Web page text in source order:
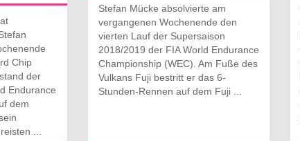
Chip
der
Endurance
dem
...
Stefan Mücke absolvierte am
vergangenen Wochenende den
vierten Lauf der Supersaison
2018/2019 der FIA World Endurance
Championship (WEC). Am Fuße des
Vulkans Fuji bestritt er das 6-
Stunden-Rennen auf dem Fuji ...